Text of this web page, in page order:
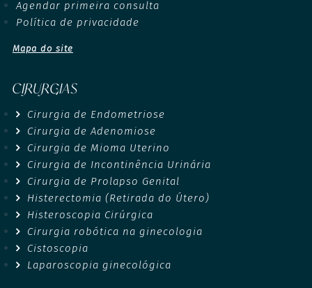
Agendar primeira consulta
Política de privacidade
Mapa do site
CIRURGIAS
Cirurgia de Endometriose
Cirurgia de Adenomiose
Cirurgia de Mioma Uterino
Cirurgia de Incontinência Urinária
Cirurgia de Prolapso Genital
Histerectomia (Retirada do Útero)
Histeroscopia Cirúrgica
Cirurgia robótica na ginecologia
Cistoscopia
Laparoscopia ginecológica